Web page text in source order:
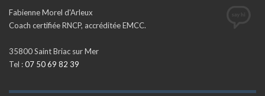
Fabienne Morel d'Arleux
Coach certifiée RNCP, accréditée EMCC.
35800 Saint Briac sur Mer
Tel :07 50 69 82 39